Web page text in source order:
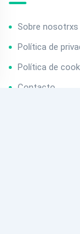
Sobre nosotrxs
Política de
Política de
Contacto